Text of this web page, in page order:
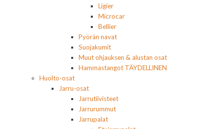
Ligier
Microcar
Bellier
Pyörän navat
Suojakumit
Muut ohjauksen & alustan osat
Hammastangot TÄYDELLINEN
Huolto-osat
Jarru-osat
Jarrutiivisteet
Jarrurummut
Jarrupalat